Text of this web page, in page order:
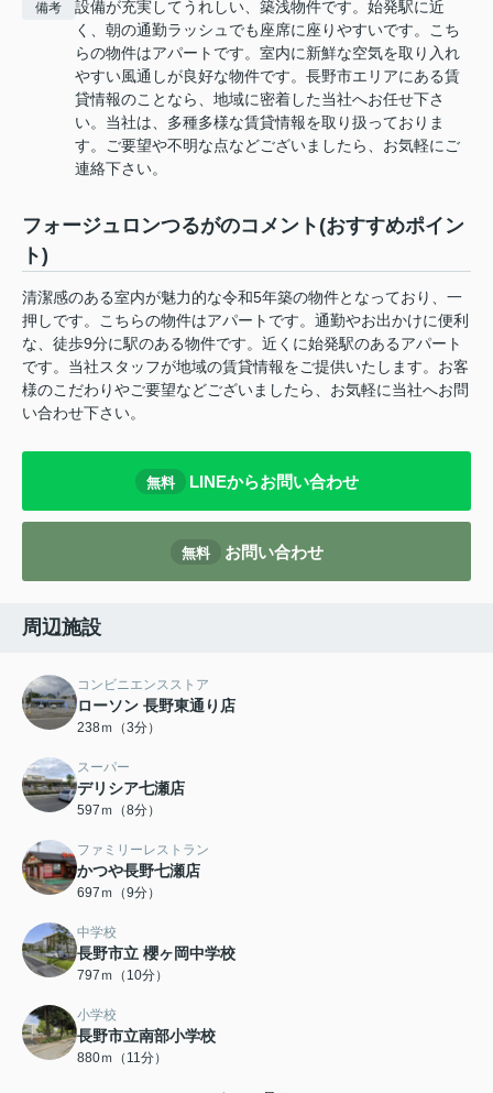
備考
設備が充実してうれしい、築浅物件です。始発駅に近
く、朝の通勤ラッシュでも座席に座りやすいです。こち
らの物件はアパートです。室内に新鮮な空気を取り入れ
やすい風通しが良好な物件です。長野市エリアにある賃
貸情報のことなら、地域に密着した当社へお任せ下さ
い。当社は、多種多様な賃貸情報を取り扱っておりま
す。ご要望や不明な点などございましたら、お気軽にご
連絡下さい。
フォージュロンつるがのコメント(おすすめポイン
ト)
清潔感のある室内が魅力的な令和5年築の物件となっており、一
押しです。こちらの物件はアパートです。通勤やお出かけに便利
な、徒歩9分に駅のある物件です。近くに始発駅のあるアパート
です。当社スタッフが地域の賃貸情報をご提供いたします。お客
様のこだわりやご要望などございましたら、お気軽に当社へお問
い合わせ下さい。
無料 LINEからお問い合わせ
無料 お問い合わせ
周辺施設
コンビニエンスストア
ローソン 長野東通り店
238ｍ（3分）
スーパー
デリシア七瀬店
597ｍ（8分）
ファミリーレストラン
かつや長野七瀬店
697ｍ（9分）
中学校
長野市立 櫻ヶ岡中学校
797ｍ（10分）
小学校
長野市立南部小学校
880ｍ（11分）